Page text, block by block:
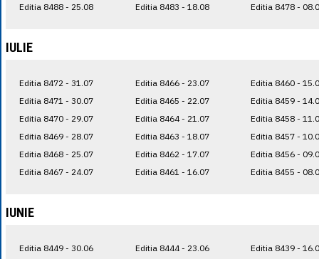
Editia 8488 - 25.08
Editia 8483 - 18.08
Editia 8478 -
IULIE
Editia 8472 - 31.07
Editia 8471 - 30.07
Editia 8470 - 29.07
Editia 8469 - 28.07
Editia 8468 - 25.07
Editia 8467 - 24.07
Editia 8466 - 23.07
Editia 8465 - 22.07
Editia 8464 - 21.07
Editia 8463 - 18.07
Editia 8462 - 17.07
Editia 8461 - 16.07
Editia 8460 -
Editia 8459 -
Editia 8458 -
Editia 8457 -
Editia 8456 -
Editia 8455 -
IUNIE
Editia 8449 - 30.06
Editia 8444 - 23.06
Editia 8439 -